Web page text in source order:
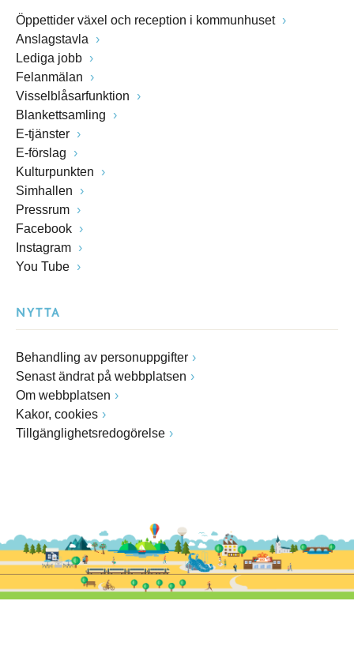
Öppettider växel och reception i kommunhuset
Anslagstavla
Lediga jobb
Felanmälan
Visselblåsarfunktion
Blankettsamling
E-tjänster
E-förslag
Kulturpunkten
Simhallen
Pressrum
Facebook
Instagram
You Tube
NYTTA
Behandling av personuppgifter
Senast ändrat på webbplatsen
Om webbplatsen
Kakor, cookies
Tillgänglighetsredogörelse